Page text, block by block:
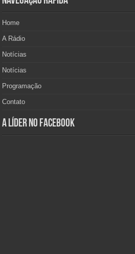
Home
A Rádio
Notícias
Notícias
Programação
Contato
A Líder no Facebook